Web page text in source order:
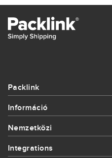
Packlink
Packlink
Információ
Információ
Nemzetközi
Nemzetközi
Integrations